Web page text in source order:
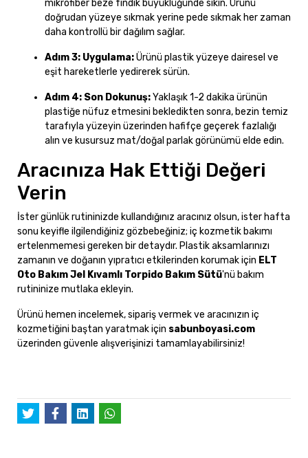
mikrofiber beze fındık büyüklüğünde sıkın. Ürünü
doğrudan yüzeye sıkmak yerine pede sıkmak her zaman
daha kontrollü bir dağılım sağlar.
Adım 3: Uygulama:Ürünü plastik yüzeye dairesel ve
eşit hareketlerle yedirerek sürün.
Adım 4: Son Dokunuş:Yaklaşık 1-2 dakika ürünün
plastiğe nüfuz etmesini bekledikten sonra, bezin temiz
tarafıyla yüzeyin üzerinden hafifçe geçerek fazlalığı
alın ve kusursuz mat/doğal parlak görünümü elde edin.
Aracınıza Hak Ettiği Değeri
Verin
İster günlük rutininizde kullandığınız aracınız olsun, ister hafta
sonu keyifle ilgilendiğiniz gözbebeğiniz; iç kozmetik bakımı
ertelenmemesi gereken bir detaydır. Plastik aksamlarınızı
zamanın ve doğanın yıpratıcı etkilerinden korumak için ELT
Oto Bakım Jel Kıvamlı Torpido Bakım Sütü'nü bakım
rutininize mutlaka ekleyin.
Ürünü hemen incelemek, sipariş vermek ve aracınızın iç
kozmetiğini baştan yaratmak için sabunboyasi.com
üzerinden güvenle alışverişinizi tamamlayabilirsiniz!